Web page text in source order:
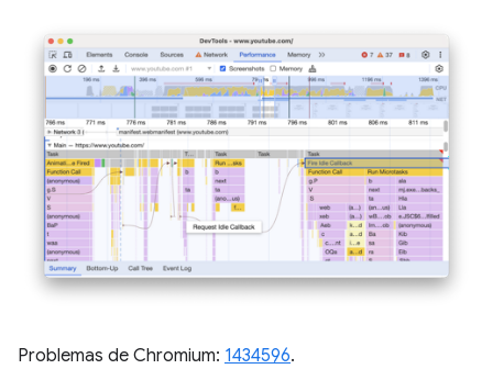
Problemas de Chromium: 1434596.